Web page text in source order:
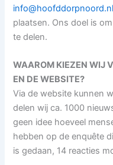
info@hoofddorpnoord.nl
plaatsen. Ons doel is
te delen.
WAAROM KIEZEN WIJ
EN DE WEBSITE?
Via de website kunnen
delen wij ca. 1000
geen idee hoeveel
hebben op de enquête
is gedaan, 14 reacties